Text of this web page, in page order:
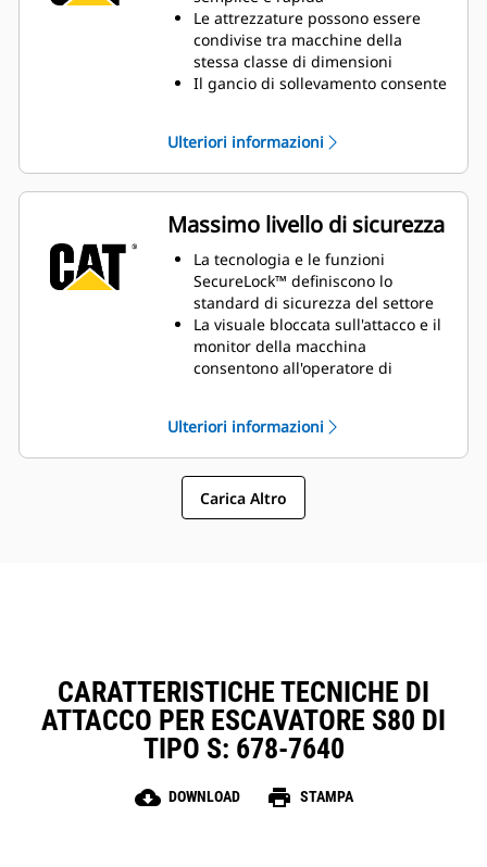
Le attrezzature possono essere
condivise tra macchine della
stessa classe di dimensioni
Il gancio di sollevamento consente
Ulteriori informazioni
Massimo livello di sicurezza
La tecnologia e le funzioni
SecureLock™ definiscono lo
standard di sicurezza del settore
La visuale bloccata sull'attacco e il
monitor della macchina
consentono all'operatore di
Gli operatori possono sostituire le
attrezzature in modo indipendente
rimanendo al sicuro in cabina
Ulteriori informazioni
Carica Altro
CARATTERISTICHE TECNICHE DI
ATTACCO PER ESCAVATORE S80 DI
TIPO S: 678-7640
cloud_download DOWNLOAD print STAMPA